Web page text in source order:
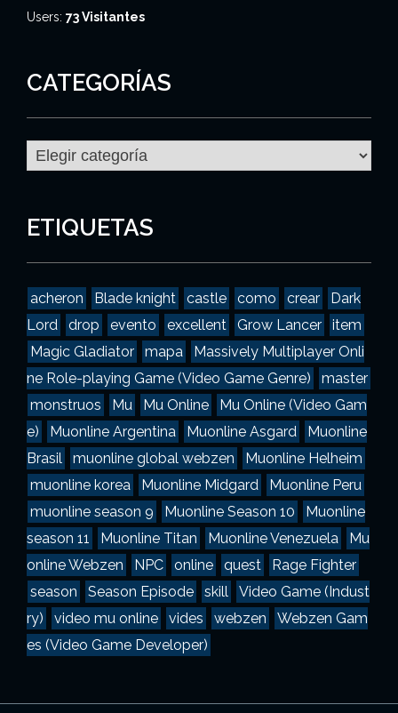
Users: 73 Visitantes
CATEGORÍAS
g
o
a
s
ETIQUETAS
acheron Blade knight castle como crear
Dark
Lord
drop evento excellent Grow Lancer
item
Magic Gladiator
mapa
Massively Multiplayer Onli
ne Role-playing Game (Video Game Genre)
master
monstruos
Mu Mu Online
Mu Online (Video Gam
e)
Muonline Argentina Muonline Asgard
Muonline
Brasil
muonline global webzen
Muonline Helheim
muonline korea
Muonline Midgard
Muonline Peru
muonline season 9
Muonline Season 10
Muonline
season 11
Muonline Titan Muonline Venezuela
Mu
online Webzen
NPC online quest
Rage Fighter
season
Season Episode skill
Video Game (Indust
ry)
video mu online vides webzen
Webzen Gam
es (Video Game Developer)